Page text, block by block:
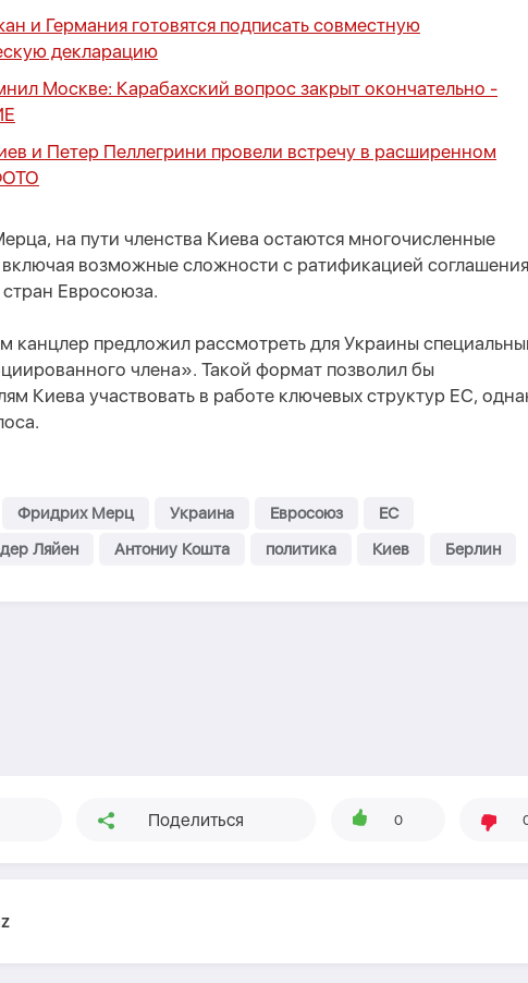
и Германия готовятся подписать совместную
декларацию
Москве: Карабахский вопрос закрыт окончательно -
и Петер Пеллегрини провели встречу в расширенном
на пути членства Киева остаются многочисленные
включая возможные сложности с ратификацией
Евросоюза.
канцлер предложил рассмотреть для Украины
члена». Такой формат позволил бы
Киева участвовать в работе ключевых структур ЕС,
Фридрих Мерц Украина Евросоюз
ЕС
Ляйен
Антониу Кошта политика Киев Берлин
Поделиться 0